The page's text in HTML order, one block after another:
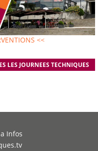
<<
LES JOURNEES TECHNIQUES
Infos